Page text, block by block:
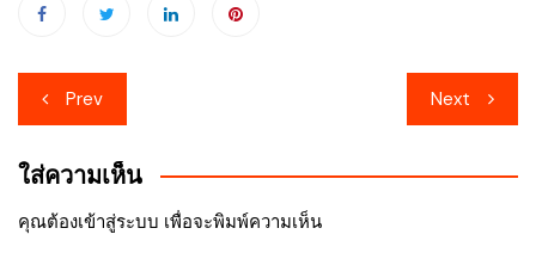
เมนู
นำทาง
เรื่อง
Prev Next
ใส่ความเห็น
คุณต้องเข้าสู่ระบบ เพื่อจะพิมพ์ความเห็น